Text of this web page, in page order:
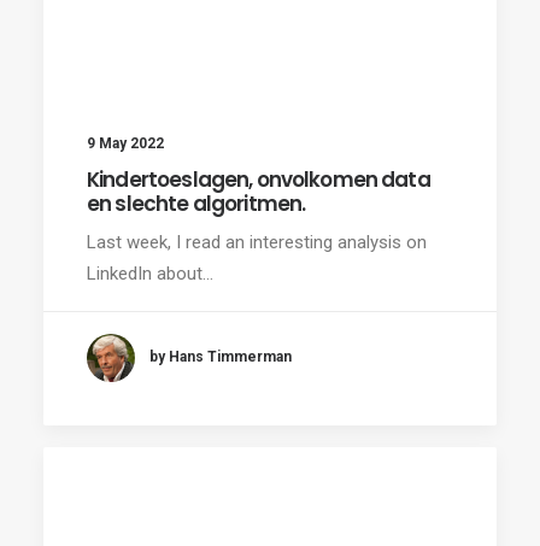
9 May 2022
Kindertoeslagen, onvolkomen data
en slechte algoritmen.
Last week, I read an interesting analysis on
LinkedIn about…
by Hans Timmerman